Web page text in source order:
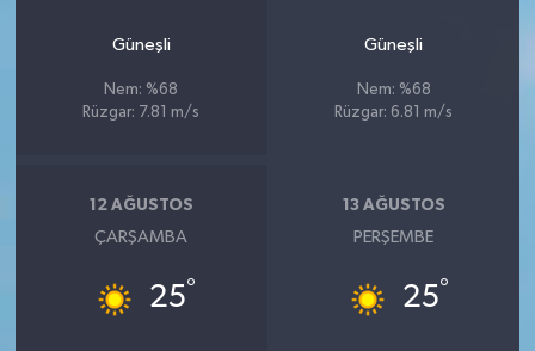
Güneşli
Nem: %68
Rüzgar: 7.81 m/s
Güneşli
Nem: %68
Rüzgar: 6.81 m/s
12 AĞUSTOS
ÇARŞAMBA
25°
13 AĞUSTOS
PERŞEMBE
25°